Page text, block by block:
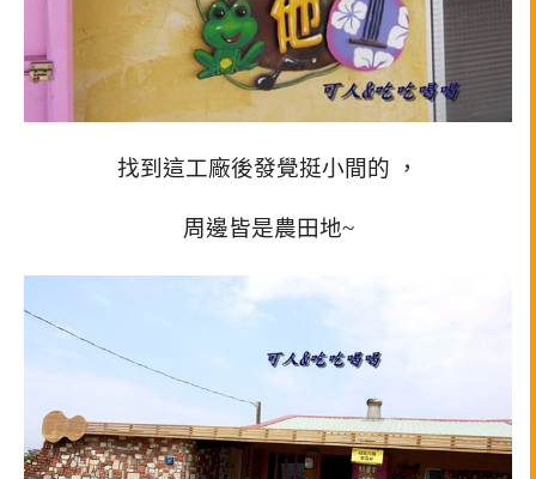
找到這工廠後發覺挺小間的 ，
周邊皆是農田地~